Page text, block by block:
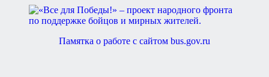
Памятка о работе с сайтом bus.gov.ru